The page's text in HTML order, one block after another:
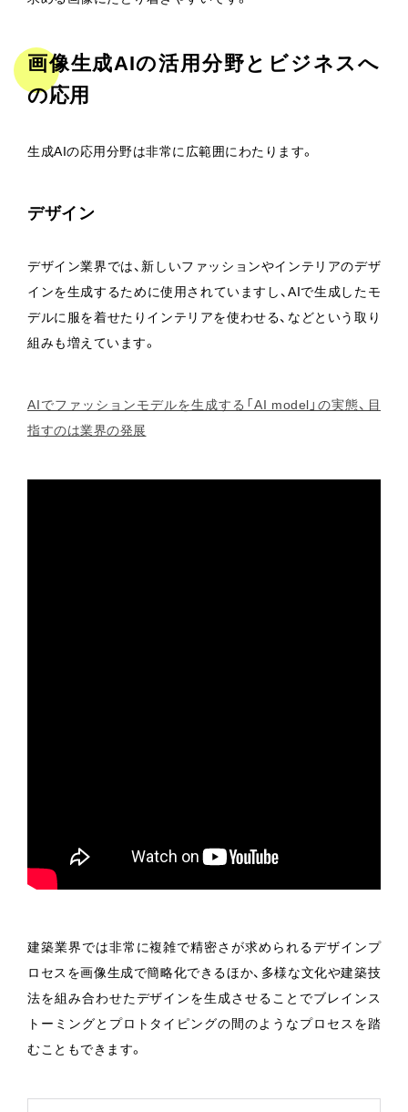
画像生成AIの活用分野とビジネスへ
の応用
生成AIの応用分野は非常に広範囲にわたります。
デザイン
デザイン業界では、新しいファッションやインテリアのデザ
インを生成するために使用されていますし、AIで生成したモ
デルに服を着せたりインテリアを使わせる、などという取り
組みも増えています。
AIでファッションモデルを生成する「AI model」の実態、目
指すのは業界の発展
建築業界では非常に複雑で精密さが求められるデザインプ
ロセスを画像生成で簡略化できるほか、多様な文化や建築技
法を組み合わせたデザインを生成させることでブレインス
トーミングとプロトタイピングの間のようなプロセスを踏
むこともできます。